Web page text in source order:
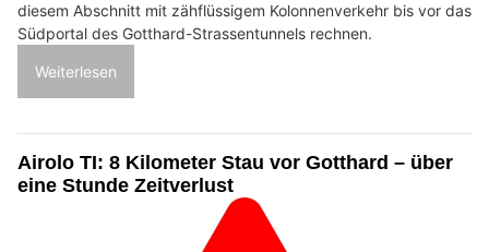
diesem Abschnitt mit zähflüssigem Kolonnenverkehr bis vor das
Südportal des Gotthard-Strassentunnels rechnen.
Weiterlesen
Airolo TI: 8 Kilometer Stau vor Gotthard – über
eine Stunde Zeitverlust